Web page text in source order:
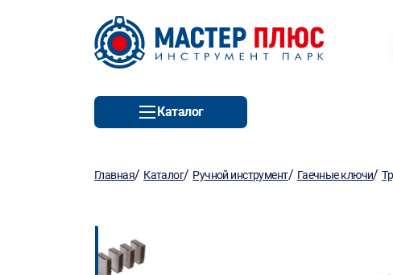
Каталог
Главная/ Каталог/ Ручной инструмент/ Гаечные ключи/